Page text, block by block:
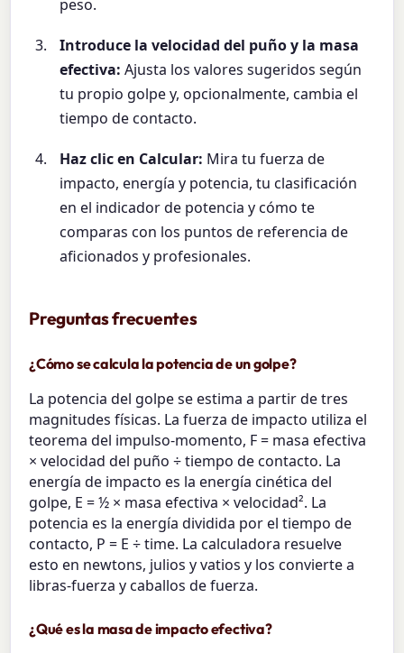
peso.
Introduce la velocidad del puño y la masa
efectiva: Ajusta los valores sugeridos según
tu propio golpe y, opcionalmente, cambia el
tiempo de contacto.
Haz clic en Calcular: Mira tu fuerza de
impacto, energía y potencia, tu clasificación
en el indicador de potencia y cómo te
comparas con los puntos de referencia de
aficionados y profesionales.
Preguntas frecuentes
¿Cómo se calcula la potencia de un golpe?
La potencia del golpe se estima a partir de tres
magnitudes físicas. La fuerza de impacto utiliza el
teorema del impulso-momento, F = masa efectiva
× velocidad del puño ÷ tiempo de contacto. La
energía de impacto es la energía cinética del
golpe, E = ½ × masa efectiva × velocidad². La
potencia es la energía dividida por el tiempo de
contacto, P = E ÷ time. La calculadora resuelve
esto en newtons, julios y vatios y los convierte a
libras-fuerza y caballos de fuerza.
¿Qué es la masa de impacto efectiva?